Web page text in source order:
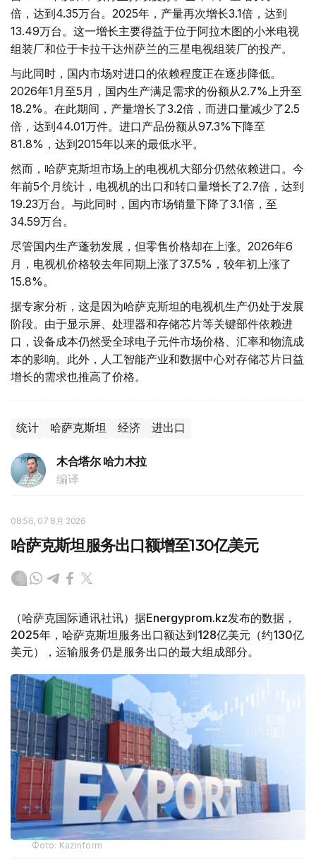
倍，达到4.35万台。2025年，产量再次增长3.1倍，达到
13.49万台。这一增长主要得益于位于阿拉木图的小米电视
组装厂和位于卡拉干达州萨兰的三星电视组装厂的投产。
与此同时，国内市场对进口的依赖程度正在逐步降低。
2026年1月至5月，国内生产满足需求的份额从2.7%上升至
18.2%。在此期间，产量增长了3.2倍，而进口量减少了2.5
倍，达到44.01万件。进口产品份额从97.3%下降至
81.8%，达到2015年以来的最低水平。
然而，哈萨克斯坦市场上的电视机大部分仍然依赖进口。今
年前5个月统计，电视机的出口和转口量增长了2.7倍，达到
19.23万台。与此同时，国内市场销量下降了3.1倍，至
34.59万台。
尽管国内生产蓬勃发展，但零售价格却在上涨。2026年6
月，电视机价格较去年同期上涨了37.5%，较年初上涨了
15.8%。
据专家分析，这是因为哈萨克斯坦的电视机生产仍处于发展
阶段。由于显示屏、处理器和存储芯片等关键部件依赖进
口，设备成本仍然受全球电子元件市场价格、汇率和物流成
本的影响。此外，人工智能产业和数据中心对存储芯片日益
增长的需求也推高了价格。
统计 哈萨克斯坦 经济 进出口
木合塔尔 哈力木拉
编译
08:56, 07 8月 2026
哈萨克斯坦服务出口额增至130亿美元
（哈萨克国际通讯社讯）据Energyprom.kz发布的数据，
2025年，哈萨克斯坦服务出口额达到128亿美元（约130亿
美元），运输服务仍是服务出口的最大组成部分。
Фото: Kazinform